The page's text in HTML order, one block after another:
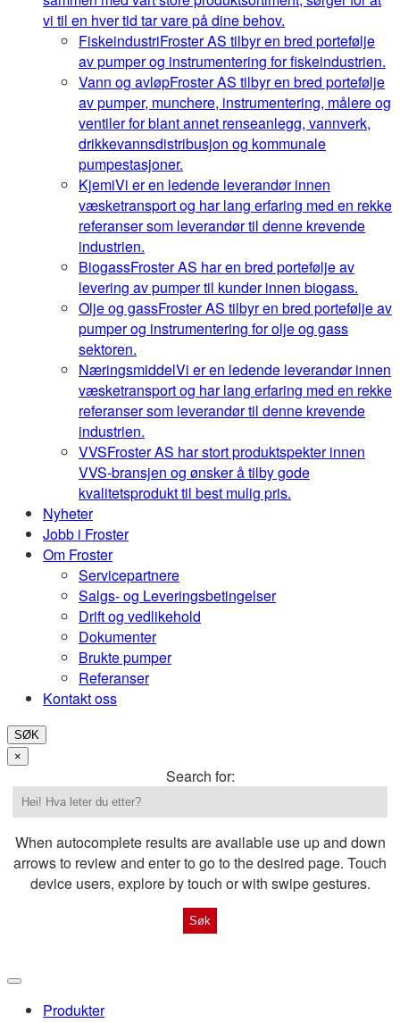
vi til en hver tid tar vare på dine behov.
FiskeindustriFroster AS tilbyr en bred portefølje
av pumper og instrumentering for fiskeindustrien.
Vann og avløpFroster AS tilbyr en bred portefølje
av pumper, munchere, instrumentering, målere og
ventiler for blant annet renseanlegg, vannverk,
drikkevannsdistribusjon og kommunale
pumpestasjoner.
KjemiVi er en ledende leverandør innen
væsketransport og har lang erfaring med en rekke
referanser som leverandør til denne krevende
industrien.
BiogassFroster AS har en bred portefølje av
levering av pumper til kunder innen biogass.
Olje og gassFroster AS tilbyr en bred portefølje av
pumper og instrumentering for olje og gass
sektoren.
NæringsmiddelVi er en ledende leverandør innen
væsketransport og har lang erfaring med en rekke
referanser som leverandør til denne krevende
industrien.
VVSFroster AS har stort produktspekter innen
VVS-bransjen og ønsker å tilby gode
kvalitetsprodukt til best mulig pris.
Nyheter
Jobb i Froster
Om Froster
Servicepartnere
Salgs- og Leveringsbetingelser
Drift og vedlikehold
Dokumenter
Brukte pumper
Referanser
Kontakt oss
SØK
×
Search for:
When autocomplete results are available use up and down
arrows to review and enter to go to the desired page. Touch
device users, explore by touch or with swipe gestures.
Produkter